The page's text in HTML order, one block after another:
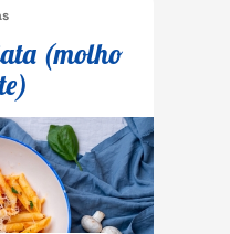
(molho